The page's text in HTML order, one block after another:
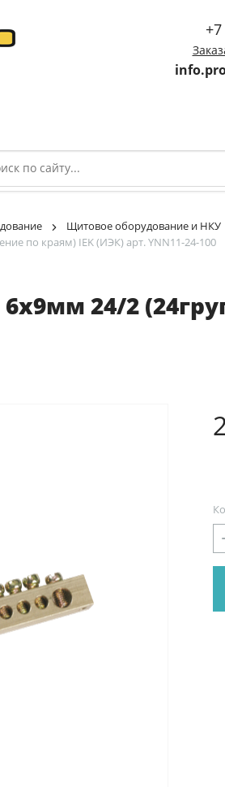
Щитовое оборудование и НКУ
по краям) IEK (ИЭК) арт. YNN11-24-100
24/2